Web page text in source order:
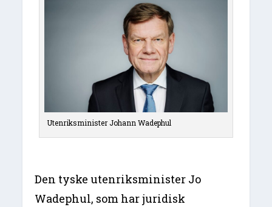
Utenriksminister Johann Wadephul
Den tyske utenriksminister Jo
Wadephul, som har juridisk